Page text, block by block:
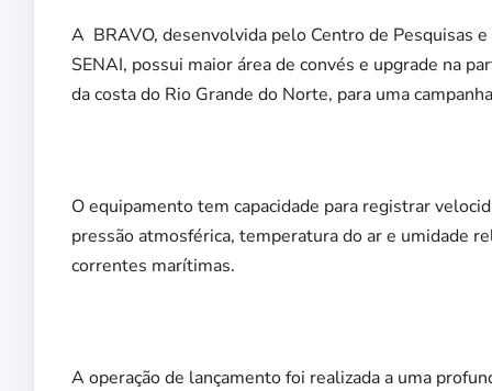
A BRAVO, desenvolvida pelo Centro de Pesquisas
SENAI, possui maior área de convés e upgrade na
da costa do Rio Grande do Norte, para uma
O equipamento tem capacidade para registrar
pressão atmosférica, temperatura do ar e umidade
correntes marítimas.
A operação de lançamento foi realizada a uma